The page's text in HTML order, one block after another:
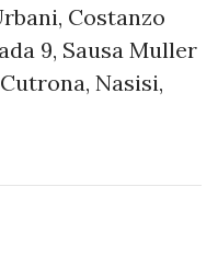
Costanzo
9, Sausa Muller
Nasisi,